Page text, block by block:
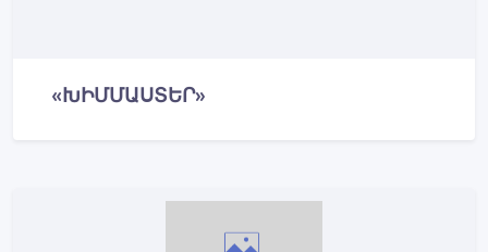
«ԽԻՄՄԱՍՏԵՐ»